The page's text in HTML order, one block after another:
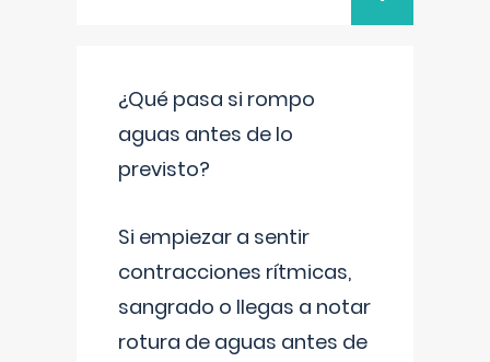
¿Qué pasa si rompo
aguas antes de lo
previsto?
Si empiezar a sentir
contracciones rítmicas,
sangrado o llegas a notar
rotura de aguas antes de